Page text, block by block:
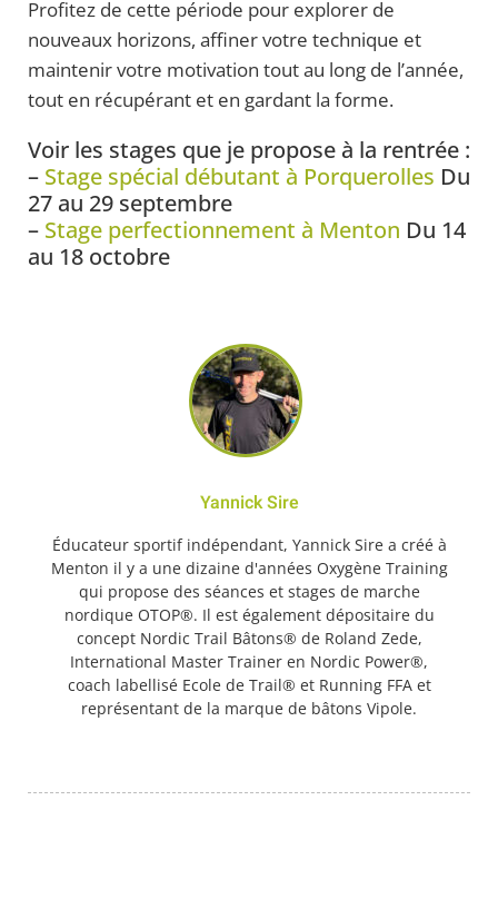
Profitez de cette période pour explorer de
nouveaux horizons, affiner votre technique et
maintenir votre motivation tout au long de l’année,
tout en récupérant et en gardant la forme.
Voir les stages que je propose à la rentrée :
– Stage spécial débutant à Porquerolles Du
27 au 29 septembre
– Stage perfectionnement à Menton Du 14
au 18 octobre
Yannick Sire
Éducateur sportif indépendant, Yannick Sire a créé à
Menton il y a une dizaine d'années Oxygène Training
qui propose des séances et stages de marche
nordique OTOP®. Il est également dépositaire du
concept Nordic Trail Bâtons® de Roland Zede,
International Master Trainer en Nordic Power®,
coach labellisé Ecole de Trail® et Running FFA et
représentant de la marque de bâtons Vipole.